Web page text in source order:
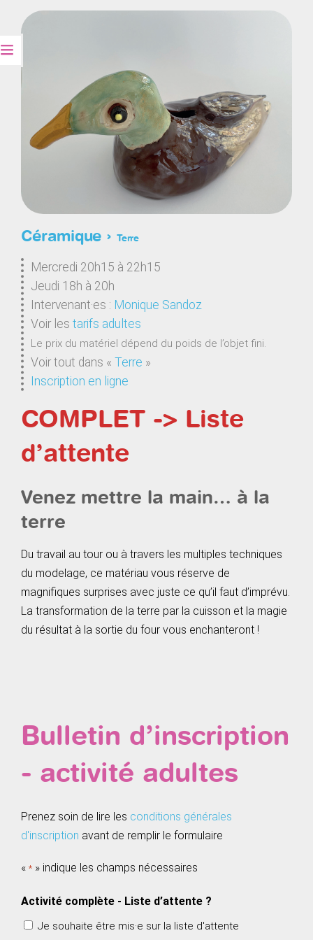
Céramique › Terre
Mercredi 20h15 à 22h15
Jeudi 18h à 20h
Intervenant·es : Monique Sandoz
Voir lestarifs adultes
Le prix du matériel dépend du poids de l’objet fini.
Voir tout dans «Terre »
Inscription en ligne
COMPLET -> Liste
d’attente
Venez mettre la main… à la
terre
Du travail au tour ou à travers les multiples techniques
du modelage, ce matériau vous réserve de
magnifiques surprises avec juste ce qu’il faut d’imprévu.
La transformation de la terre par la cuisson et la magie
du résultat à la sortie du four vous enchanteront !
Bulletin d’inscription
- activité adultes
Prenez soin de lire les conditions générales
d'inscription avant de remplir le formulaire
«* » indique les champs nécessaires
Activité complète - Liste d’attente ?
Je souhaite être mis·e sur la liste d'attente